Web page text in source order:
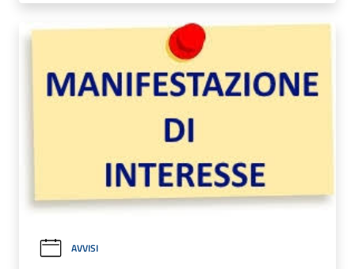
AVVISI